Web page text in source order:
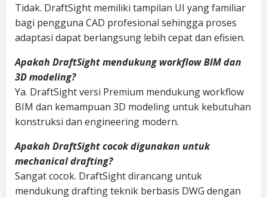
Tidak. DraftSight memiliki tampilan UI yang familiar
bagi pengguna CAD profesional sehingga proses
adaptasi dapat berlangsung lebih cepat dan efisien.
Apakah DraftSight mendukung workflow BIM dan
3D modeling?
Ya. DraftSight versi Premium mendukung workflow
BIM dan kemampuan 3D modeling untuk kebutuhan
konstruksi dan engineering modern.
Apakah DraftSight cocok digunakan untuk
mechanical drafting?
Sangat cocok. DraftSight dirancang untuk
mendukung drafting teknik berbasis DWG dengan